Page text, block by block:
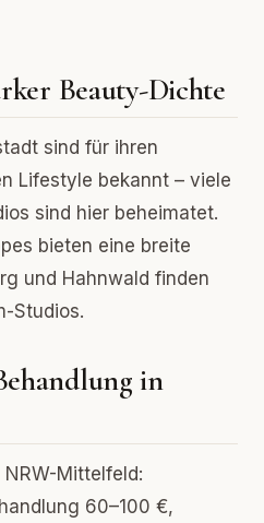
Beauty-Dichte
sind für ihren
Lifestyle bekannt – viele
sind hier beheimatet.
bieten eine breite
und Hahnwald finden
Studios.
in
NRW-Mittelfeld:
60–100 €,